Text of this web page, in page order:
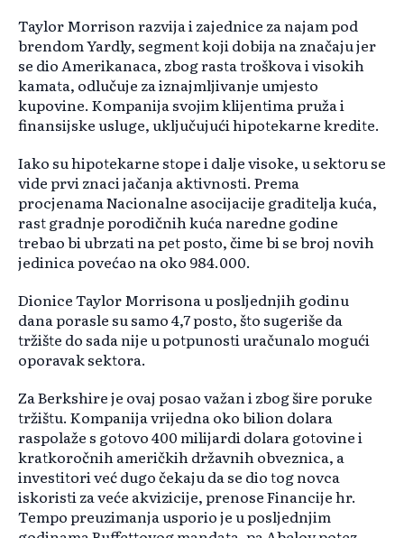
Taylor Morrison razvija i zajednice za najam pod
brendom Yardly, segment koji dobija na značaju jer
se dio Amerikanaca, zbog rasta troškova i visokih
kamata, odlučuje za iznajmljivanje umjesto
kupovine. Kompanija svojim klijentima pruža i
finansijske usluge, uključujući hipotekarne kredite.
Iako su hipotekarne stope i dalje visoke, u sektoru se
vide prvi znaci jačanja aktivnosti. Prema
procjenama Nacionalne asocijacije graditelja kuća,
rast gradnje porodičnih kuća naredne godine
trebao bi ubrzati na pet posto, čime bi se broj novih
jedinica povećao na oko 984.000.
Dionice Taylor Morrisona u posljednjih godinu
dana porasle su samo 4,7 posto, što sugeriše da
tržište do sada nije u potpunosti uračunalo mogući
oporavak sektora.
Za Berkshire je ovaj posao važan i zbog šire poruke
tržištu. Kompanija vrijedna oko bilion dolara
raspolaže s gotovo 400 milijardi dolara gotovine i
kratkoročnih američkih državnih obveznica, a
investitori već dugo čekaju da se dio tog novca
iskoristi za veće akvizicije, prenose Financije hr.
Tempo preuzimanja usporio je u posljednjim